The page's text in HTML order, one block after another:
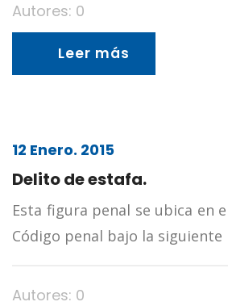
Autores: 0
Leer más
12 Enero. 2015
Delito de estafa.
Esta figura penal se ubica en
Código penal bajo la siguiente
Autores: 0